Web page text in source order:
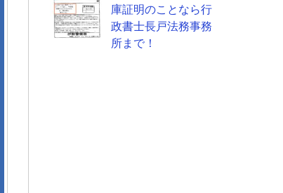
庫証明のことなら行
政書士長戸法務事務
所まで！